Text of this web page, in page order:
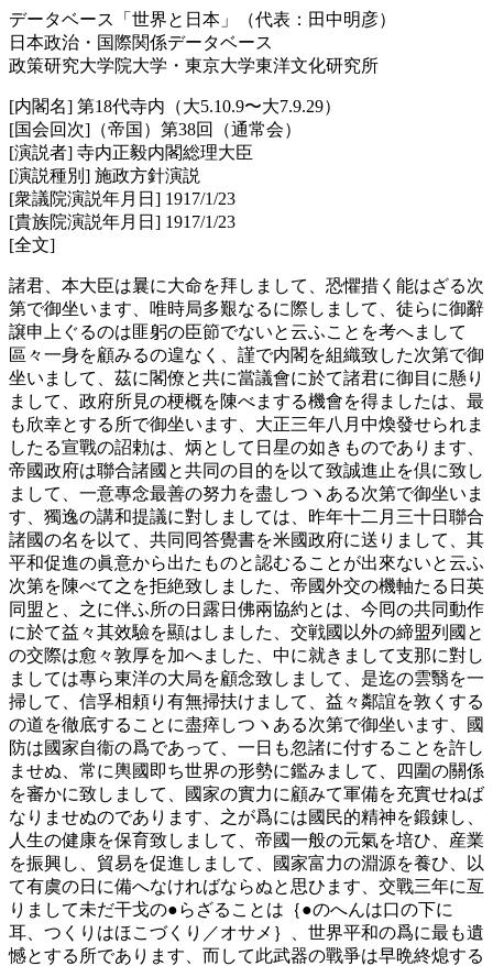
データベース「世界と日本」（代表：田中明彦）
日本政治・国際関係データベース
政策研究大学院大学・東京大学東洋文化研究所
[内閣名] 第18代寺内（大5.10.9〜大7.9.29）
[国会回次]（帝国）第38回（通常会）
[演説者] 寺内正毅内閣総理大臣
[演説種別] 施政方針演説
[衆議院演説年月日] 1917/1/23
[貴族院演説年月日] 1917/1/23
[全文]
諸君、本大臣は曩に大命を拜しまして、恐懼措く能はざる次
第で御坐います、唯時局多艱なるに際しまして、徒らに御辭
譲申上ぐるのは匪躬の臣節でないと云ふことを考へまして
區々一身を顧みるの遑なく、謹で内閣を組織致した次第で御
坐いまして、茲に閣僚と共に當議會に於て諸君に御目に懸り
まして、政府所見の梗概を陳べまする機會を得ましたは、最
も欣幸とする所で御坐います、大正三年八月中煥發せられま
したる宣戰の詔勅は、炳として日星の如きものであります、
帝國政府は聯合諸國と共同の目的を以て致誠進止を倶に致し
まして、一意專念最善の努力を盡しつヽある次第で御坐いま
す、獨逸の講和提議に對しましては、昨年十二月三十日聯合
諸國の名を以て、共同囘答覺書を米國政府に送りまして、其
平和促進の眞意から出たものと認むることが出來ないと云ふ
次第を陳べて之を拒絶致しました、帝國外交の機軸たる日英
同盟と、之に伴ふ所の日露日佛兩協約とは、今囘の共同動作
に於て益々其效驗を顯はしました、交戦國以外の締盟列國と
の交際は愈々敦厚を加へました、中に就きまして支那に對し
ましては專ら東洋の大局を顧念致しまして、是迄の雲翳を一
掃して、信孚相頼り有無掃扶けまして、益々鄰誼を敦くする
の道を徹底することに盡瘁しつヽある次第で御坐います、國
防は國家自衞の爲であって、一日も忽諸に付することを許し
ませぬ、常に輿國即ち世界の形勢に鑑みまして、四圍の關係
を審かに致しまして、國家の實力に顧みて軍備を充實せねば
なりませぬのであります、之が爲には國民的精神を鍛錬し、
人生の健康を保育致しまして、帝國一般の元氣を培ひ、産業
を振興し、貿易を促進しまして、國家富力の淵源を養ひ、以
て有虞の日に備へなければならぬと思ひます、交戰三年に亙
りまして未だ干戈の●らざることは｛●のへんは口の下に
耳、つくりはほこづくり／オサメ｝、世界平和の爲に最も遺
憾とする所であります、而して此武器の戰爭は早晩終熄する